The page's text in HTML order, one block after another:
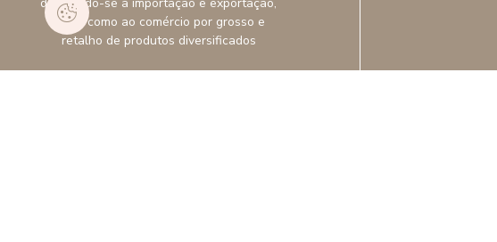
assim como ao comércio por grosso e
retalho de produtos diversificados